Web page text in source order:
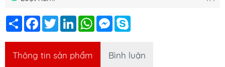
Chia
sẻ
Facebook
TwitterLinkedInWhatsAppMessenger
Thông tin sản phẩm Bình luận